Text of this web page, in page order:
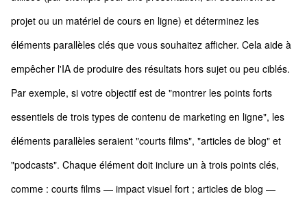
projet ou un matériel de cours en ligne) et déterminez les
éléments parallèles clés que vous souhaitez afficher. Cela aide à
empêcher l'IA de produire des résultats hors sujet ou peu ciblés.
Par exemple, si votre objectif est de "montrer les points forts
essentiels de trois types de contenu de marketing en ligne", les
éléments parallèles seraient "courts films", "articles de blog" et
"podcasts". Chaque élément doit inclure un à trois points clés,
comme : courts films — impact visuel fort ; articles de blog —